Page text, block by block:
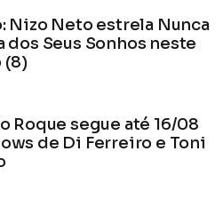
Nizo Neto estrela Nunca
dos Seus Sonhos neste
(8)
Roque segue até 16/08
de Di Ferreiro e Toni